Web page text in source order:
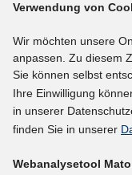
Barrieren melden
Social-Media-
BlueSky
YouTube
LinkedIn
Verwendung von
Wir möchten unsere
anpassen. Zu diesem
Sie können selbst
Ihre Einwilligung
in unserer
finden Sie in unserer
Webanalysetool